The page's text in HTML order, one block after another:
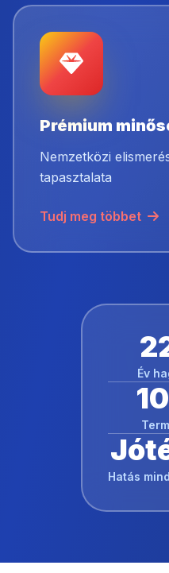
Prémium
Nemzetközi
tapasztalata
Tudj meg többet
Év
Hatás